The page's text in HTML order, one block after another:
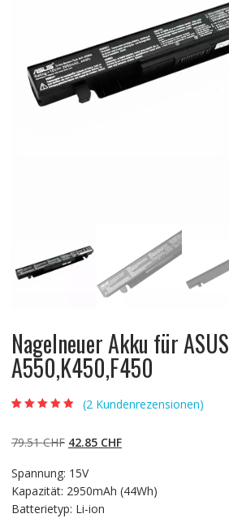
Nagelneuer Akku für ASUS
A550,K450,F450
basierend auf
Kundenbewert
(2 Kundenrezensionen)
79.51CHF Ursprünglicher
war:
79.51 CHF
42.85 CHFAktueller
42.85 CHF.
Spannung: 15V
Kapazität: 2950mAh (44Wh)
Batterietyp: Li-ion